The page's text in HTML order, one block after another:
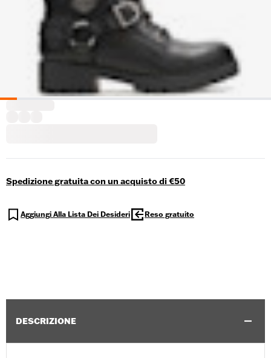
Spedizione gratuita con un acquisto di €50
Aggiungi Alla Lista Dei Desideri Reso gratuito
DESCRIZIONE